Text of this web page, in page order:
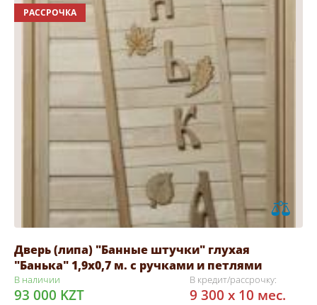
РАССРОЧКА
Дверь (липа) "Банные штучки" глухая
"Банька" 1,9х0,7 м. с ручками и петлями
В наличии
93 000 KZT
В кредит/рассрочку:
9 300 x 10 мес.